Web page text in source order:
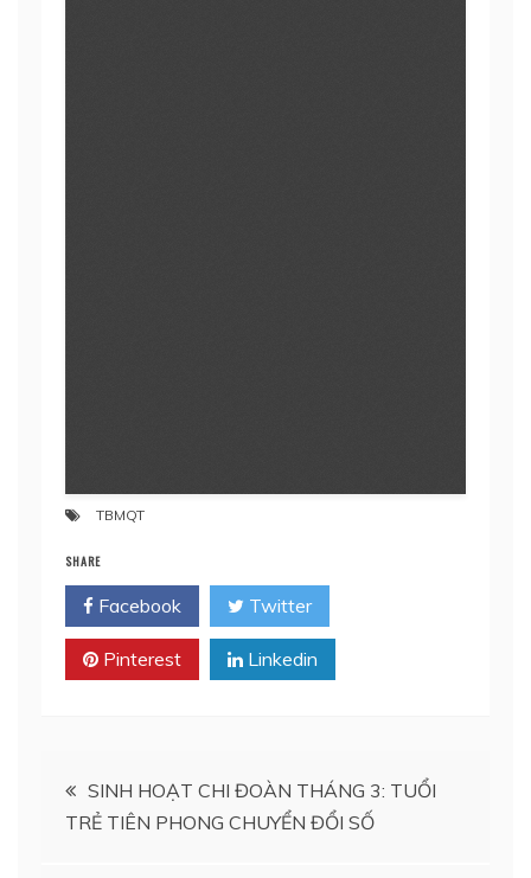
TBMQT
SHARE
Facebook Twitter
Pinterest Linkedin
Điều
hướng
SINH HOẠT CHI ĐOÀN THÁNG 3: TUỔI
TRẺ TIÊN PHONG CHUYỂN ĐỔI SỐ